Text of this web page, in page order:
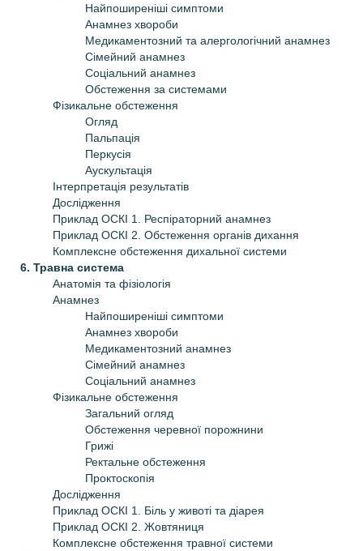
Найпоширеніші симптоми
Анамнез хвороби
Медикаментозний та алергологічний анамнез
Сімейний анамнез
Соціальний анамнез
Обстеження за системами
Фізикальне обстеження
Огляд
Пальпація
Перкусія
Аускультація
Інтерпретація результатів
Дослідження
Приклад ОСКІ 1. Респіраторний анамнез
Приклад ОСКІ 2. Обстеження органів дихання
Комплексне обстеження дихальної системи
6. Травна система
Анатомія та фізіологія
Анамнез
Найпоширеніші симптоми
Анамнез хвороби
Медикаментозний анамнез
Сімейний анамнез
Соціальний анамнез
Фізикальне обстеження
Загальний огляд
Обстеження черевної порожнини
Грижі
Ректальне обстеження
Проктоскопія
Дослідження
Приклад ОСКІ 1. Біль у животі та діарея
Приклад ОСКІ 2. Жовтяниця
Комплексне обстеження травної системи